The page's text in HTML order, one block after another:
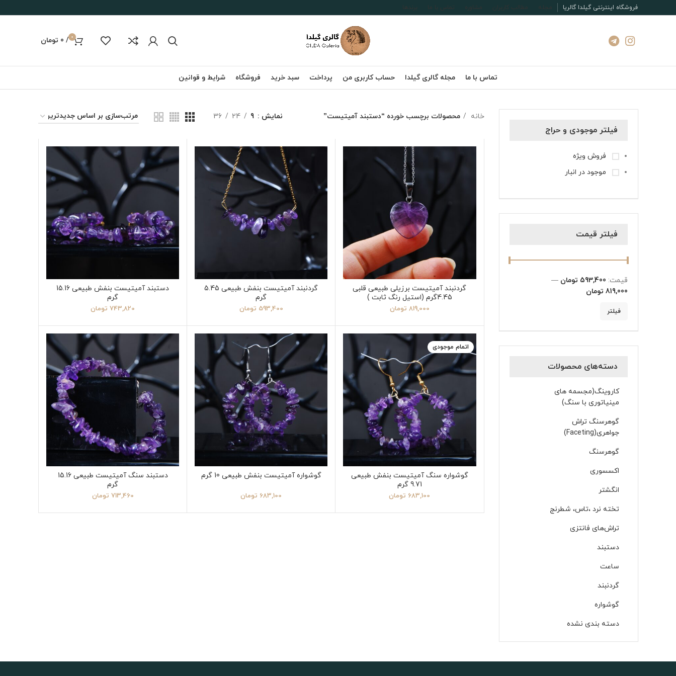
فروشگاه اینترنتی گیلدا گالریا مجله مطالب کاربران مشاوره تماس با ما برندها
0
/
0 تومان
تماس با ما مجله گالری گیلدا حساب کاربری من پرداخت سبد خرید فروشگاه شرایط و قوانین
فیلتر موجودی و حراج
فروش ویژه
موجود در انبار
فیلتر قیمت
فیلتر
قیمت: 593,400 تومان
—
819,000 تومان
دسته‌های محصولات
کاروینگ(مجسمه های
مینیاتوری با سنگ)
گوهرسنگ تراش
جواهری(Faceting)
گوهرسنگ
اکسسوری
انگشتر
تخته نرد ،تاس، شطرنج
تراش‌های فانتزی
دستبند
ساعت
گردنبند
گوشواره‌
دسته بندی نشده
خانه محصولات برچسب خورده “دستبند آمیتیست” نمایش 9
24
36
گردنبند آمیتیست برزیلی طبیعی قلبی
4.45گرم (استیل رنگ ثابت )
819,000 تومان
گردنبند آمیتیست بنفش طبیعی 5.45
گرم
593,400 تومان
دستبند آمیتیست بنفش طبیعی 15.16
گرم
743,820 تومان
اتمام موجودی
گوشواره سنگ آمیتیست بنفش طبیعی
9.71 گرم
683,100 تومان
گوشواره آمیتیست بنفش طبیعی 10 گرم
683,100 تومان
دستبند سنگ آمیتیست طبیعی 15.16
گرم
713,460 تومان